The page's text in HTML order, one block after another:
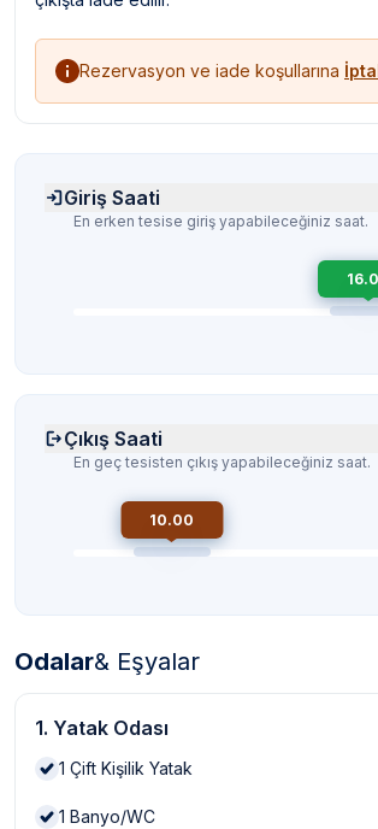
Rezervasyon ve iade koşullarına
Giriş Saati
En erken tesise giriş yapabileceğiniz saat.
Çıkış Saati
En geç tesisten çıkış yapabileceğiniz saat.
10.00
Odalar& Eşyalar
1. Yatak Odası
1 Çift Kişilik Yatak
1 Banyo/WC